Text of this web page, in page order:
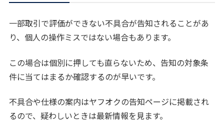
一部取引で評価ができない不具合が告知されることがあ
り、個人の操作ミスではない場合もあります。
この場合は個別に押しても直らないため、告知の対象条
件に当てはまるか確認するのが早いです。
不具合や仕様の案内はヤフオクの告知ページに掲載され
るので、疑わしいときは最新情報を見ます。